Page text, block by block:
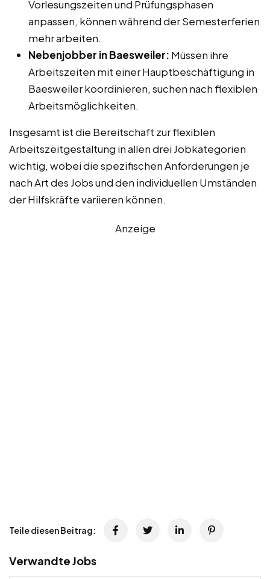
Vorlesungszeiten und Prüfungsphasen
anpassen, können während der Semesterferien
mehr arbeiten.
Nebenjobber in Baesweiler: Müssen ihre
Arbeitszeiten mit einer Hauptbeschäftigung in
Baesweiler koordinieren, suchen nach flexiblen
Arbeitsmöglichkeiten.
Insgesamt ist die Bereitschaft zur flexiblen
Arbeitszeitgestaltung in allen drei Jobkategorien
wichtig, wobei die spezifischen Anforderungen je
nach Art des Jobs und den individuellen Umständen
der Hilfskräfte variieren können.
Anzeige
Teile diesen Beitrag:
Verwandte Jobs